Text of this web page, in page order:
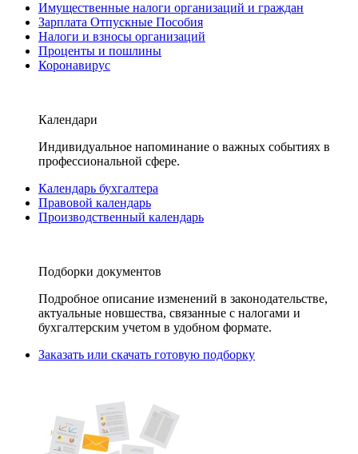
Имущественные налоги организаций и граждан
Зарплата Отпускные Пособия
Налоги и взносы организаций
Проценты и пошлины
Коронавирус
Календари
Индивидуальное напоминание о важных событиях в
профессиональной сфере.
Календарь бухгалтера
Правовой календарь
Производственный календарь
Подборки документов
Подробное описание изменений в законодательстве,
актуальные новшества, связанные с налогами и
бухгалтерским учетом в удобном формате.
Заказать или скачать готовую подборку